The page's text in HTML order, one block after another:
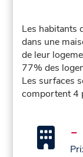
Les habitants
dans une
de leur
77% des
Les surfaces
comportent 4
-